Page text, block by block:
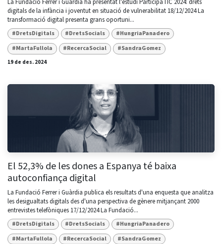
La Fundació Ferrer i Guàrdia ha presentat l'estudi ParticipaTIC 2024: drets
digitals de la infància i joventut en situació de vulnerabilitat 18/12/2024 La
transformació digital presenta grans oportuni...
#DretsDigitals #DretsSocials
#HungriaPanadero
#MartaFullola
#RecercaSocial
#SandraGomez
19 de des. 2024
El 52,3% de les dones a Espanya té baixa
autoconfiança digital
La Fundació Ferrer i Guàrdia publica els resultats d'una enquesta que analitza
les desigualtats digitals des d'una perspectiva de gènere mitjançant 2000
entrevistes telefòniques 17/12/2024 La Fundació...
#DretsDigitals #DretsSocials
#HungriaPanadero
#MartaFullola
#RecercaSocial
#SandraGomez